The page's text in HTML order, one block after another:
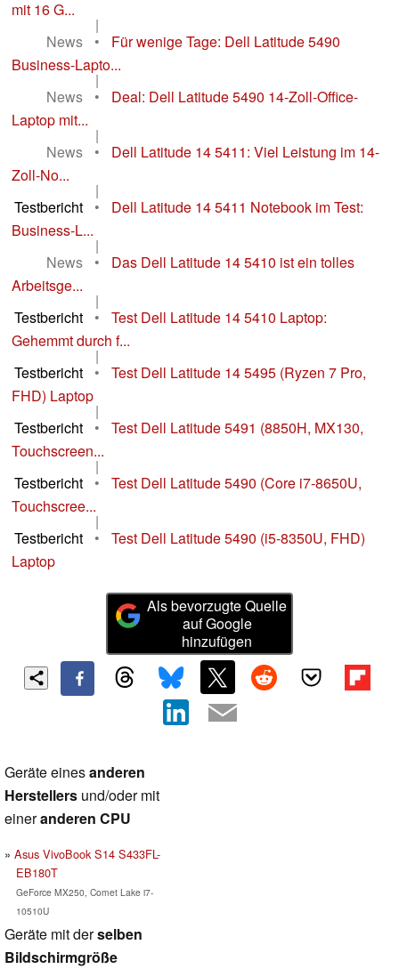
mit 16 G...
|
News
•
Für wenige Tage: Dell Latitude 5490
Business-Lapto...
|
News
•
Deal: Dell Latitude 5490 14-Zoll-Office-
Laptop mit...
|
News
•
Dell Latitude 14 5411: Viel Leistung im 14-
Zoll-No...
|
Testbericht
•
Dell Latitude 14 5411 Notebook im Test:
Business-L...
|
News
•
Das Dell Latitude 14 5410 ist ein tolles
Arbeitsge...
|
Testbericht
•
Test Dell Latitude 14 5410 Laptop:
Gehemmt durch f...
|
Testbericht
•
Test Dell Latitude 14 5495 (Ryzen 7 Pro,
FHD) Laptop
|
Testbericht
•
Test Dell Latitude 5491 (8850H, MX130,
Touchscreen...
|
Testbericht
•
Test Dell Latitude 5490 (Core i7-8650U,
Touchscree...
|
Testbericht
•
Test Dell Latitude 5490 (i5-8350U, FHD)
Laptop
Als bevorzugte Quelle
auf Google
hinzufügen
Geräte einesanderen
Herstellers und/oder mit
eineranderen CPU
Asus VivoBook S14 S433FL-
EB180T
GeForce MX250, Comet Lake i7-
10510U
Geräte mit derselben
Bildschirmgröße